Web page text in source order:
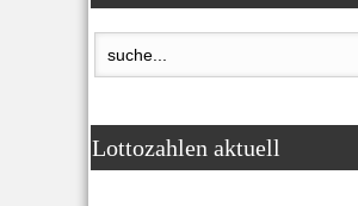
Lottozahlen aktuell